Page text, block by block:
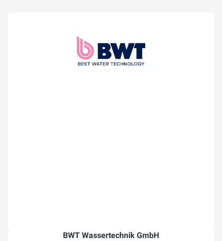
BWT Wassertechnik GmbH